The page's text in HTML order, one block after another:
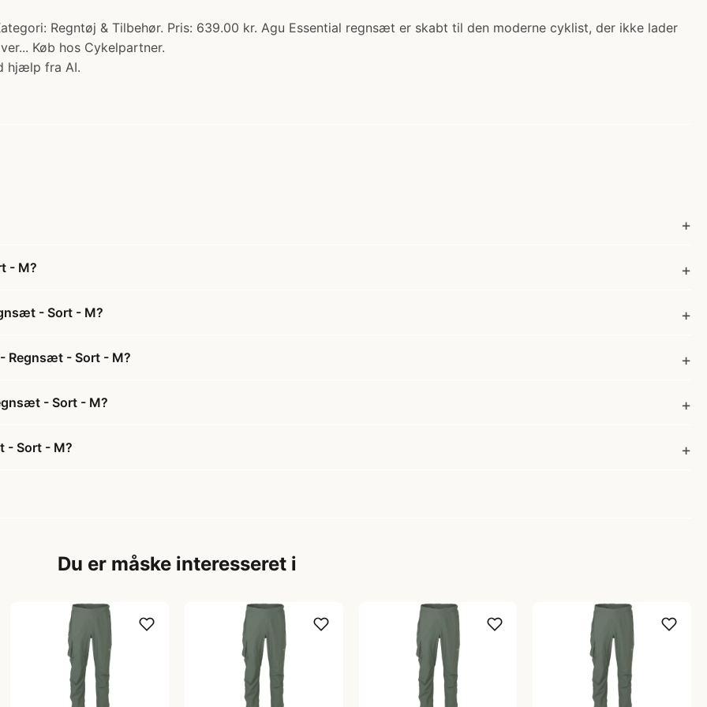
Regntøj & Tilbehør. Pris: 639.00 kr. Agu Essential regnsæt er skabt til den moderne cyklist, der ikke lader
Køb hos Cykelpartner.
hjælp fra AI.
- M?
- Sort - M?
Regnsæt - Sort - M?
- Sort - M?
- Sort - M?
Du er måske interesseret i